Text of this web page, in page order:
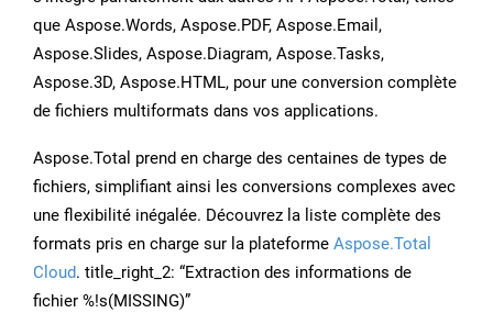
que Aspose.Words, Aspose.PDF, Aspose.Email,
Aspose.Slides, Aspose.Diagram, Aspose.Tasks,
Aspose.3D, Aspose.HTML, pour une conversion complète
de fichiers multiformats dans vos applications.
Aspose.Total prend en charge des centaines de types de
fichiers, simplifiant ainsi les conversions complexes avec
une flexibilité inégalée. Découvrez la liste complète des
formats pris en charge sur la plateforme Aspose.Total
Cloud. title_right_2: “Extraction des informations de
fichier %!s(MISSING)”